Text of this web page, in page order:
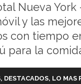
Nueva York
y las
con tiempo
para la
, DESTACADOS, LO MAS